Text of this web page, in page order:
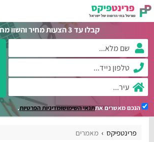
קבלו עד 3 הצעות מחיר והשוו מחירים!
הנכם מאשרים אתתנאי השימושומדיניות הפרטיות.
פרינטפיקס מאמרים